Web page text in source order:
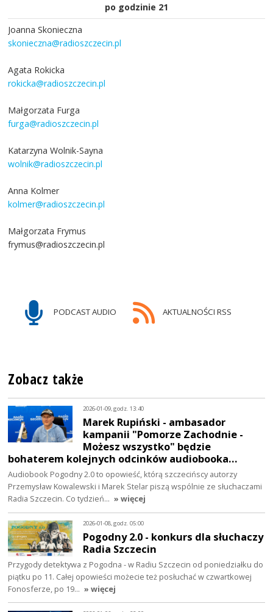
po godzinie 21
Joanna Skonieczna
skonieczna@radioszczecin.pl
Agata Rokicka
rokicka@radioszczecin.pl
Małgorzata Furga
furga@radioszczecin.pl
Katarzyna Wolnik-Sayna
wolnik@radioszczecin.pl
Anna Kolmer
kolmer@radioszczecin.pl
Małgorzata Frymus
frymus@radioszczecin.pl
PODCAST AUDIO AKTUALNOŚCI RSS
Zobacz także
2026-01-09, godz. 13:40
Marek Rupiński - ambasador
kampanii "Pomorze Zachodnie -
Możesz wszystko" będzie
bohaterem kolejnych odcinków audiobooka…
Audiobook Pogodny 2.0 to opowieść, którą szczecińscy autorzy
Przemysław Kowalewski i Marek Stelar piszą wspólnie ze słuchaczami
Radia Szczecin. Co tydzień… » więcej
2026-01-08, godz. 05:00
Pogodny 2.0 - konkurs dla słuchaczy
Radia Szczecin
Przygody detektywa z Pogodna - w Radiu Szczecin od poniedziałku do
piątku po 11. Całej opowieści możecie też posłuchać w czwartkowej
Fonosferze, po 19… » więcej